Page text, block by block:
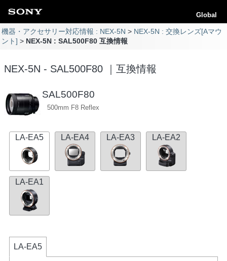
Global
機器・アクセサリー対応情報 : NEX-5N
NEX-5N : 交換レンズ[Aマウ
ント]
NEX-5N : SAL500F80 互換情報
NEX-5N - SAL500F80 ｜互換情報
SAL500F80
500mm F8 Reflex
LA-EA5 LA-EA4 LA-EA3 LA-EA2
LA-EA1
LA-EA5